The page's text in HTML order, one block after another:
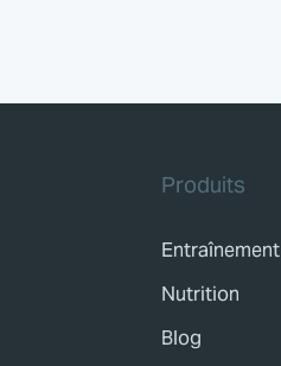
Produits
Entraînement
Nutrition
Blog